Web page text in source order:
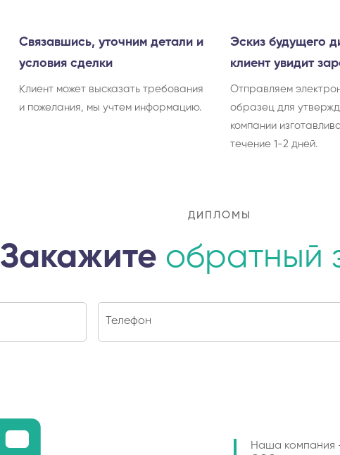
Связавшись, уточним детали и
условия сделки
Клиент может высказать требования
и пожелания, мы учтем информацию.
Эскиз будущего
клиент увидит
Отправляем
образец для
компании
течение 1-2 дней.
ДИПЛОМЫ
Закажите обратный
Наша компания